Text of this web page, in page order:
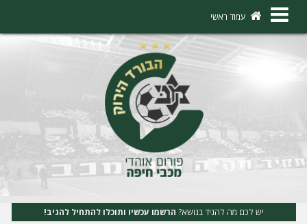
×
ו
עמוד ראשי
יש לכם מה להגיד בנושא? הרשמו עכשיו ותוכלו להתחיל להגיב!